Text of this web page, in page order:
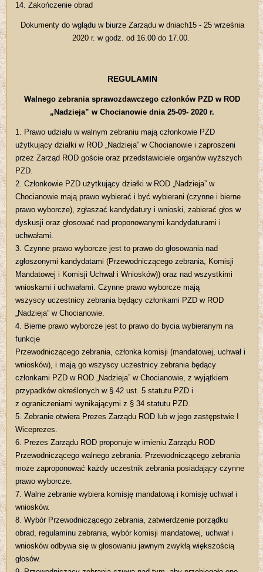
14. Zakończenie obrad
Dokumenty do wglądu w biurze Zarządu w dniach15 - 25 września
2020 r. w godz. od 16.00 do 17.00.
REGULAMIN
Walnego zebrania sprawozdawczego członków PZD w ROD
„Nadzieja” w Chocianowie dnia 25-09- 2020 r.
1. Prawo udziału w walnym zebraniu mają członkowie PZD
użytkujący działki w ROD „Nadzieja” w Chocianowie i zaproszeni
przez Zarząd ROD goście oraz przedstawiciele organów wyższych
PZD.
2. Członkowie PZD użytkujący działki w ROD „Nadzieja” w
Chocianowie mają prawo wybierać i być wybierani (czynne i bierne
prawo wyborcze), zgłaszać kandydatury i wnioski, zabierać głos w
dyskusji oraz głosować nad proponowanymi kandydaturami i
uchwałami.
3. Czynne prawo wyborcze jest to prawo do głosowania nad
zgłoszonymi kandydatami (Przewodniczącego zebrania, Komisji
Mandatowej i Komisji Uchwał i Wniosków)) oraz nad wszystkimi
wnioskami i uchwałami. Czynne prawo wyborcze mają
wszyscy uczestnicy zebrania będący członkami PZD w ROD
„Nadzieja” w Chocianowie.
4. Bierne prawo wyborcze jest to prawo do bycia wybieranym na
funkcje
Przewodniczącego zebrania, członka komisji (mandatowej, uchwał i
wniosków), i mają go wszyscy uczestnicy zebrania będący
członkami PZD w ROD „Nadzieja” w Chocianowie, z wyjątkiem
przypadków określonych w § 42 ust. 5 statutu PZD i
z ograniczeniami wynikającymi z § 34 statutu PZD.
5. Zebranie otwiera Prezes Zarządu ROD lub w jego zastępstwie I
Wiceprezes.
6. Prezes Zarządu ROD proponuje w imieniu Zarządu ROD
Przewodniczącego walnego zebrania. Przewodniczącego zebrania
może zaproponować każdy uczestnik zebrania posiadający czynne
prawo wyborcze.
7. Walne zebranie wybiera komisję mandatową i komisję uchwał i
wniosków.
8. Wybór Przewodniczącego zebrania, zatwierdzenie porządku
obrad, regulaminu zebrania, wybór komisji mandatowej, uchwał i
wniosków odbywa się w głosowaniu jawnym zwykłą większością
głosów.